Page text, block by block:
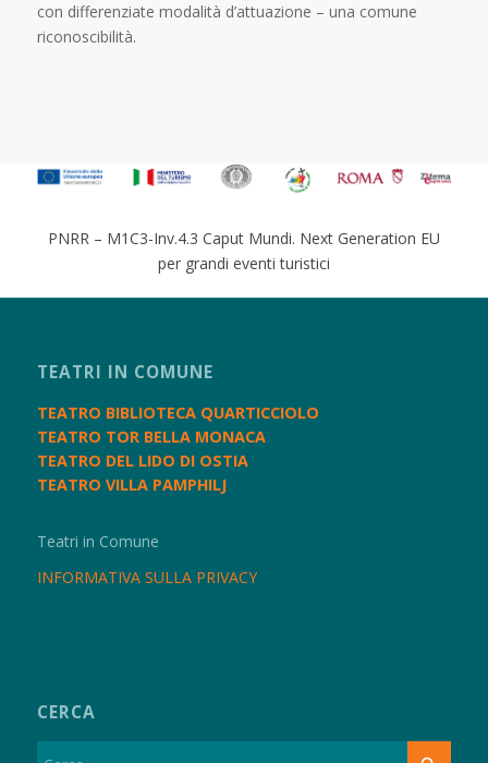
con differenziate modalità d’attuazione – una comune
riconoscibilità.
PNRR – M1C3-Inv.4.3 Caput Mundi. Next Generation EU
per grandi eventi turistici
TEATRI IN COMUNE
TEATRO BIBLIOTECA QUARTICCIOLO
TEATRO TOR BELLA MONACA
TEATRO DEL LIDO DI OSTIA
TEATRO VILLA PAMPHILJ
Teatri in Comune
INFORMATIVA SULLA PRIVACY
CERCA